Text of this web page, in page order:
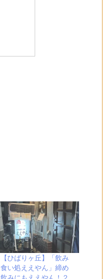
【ひばりヶ丘】「飲み
食い処ええやん」締め